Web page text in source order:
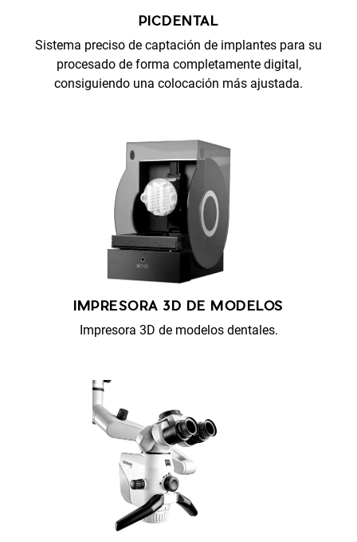
PICDENTAL
Sistema preciso de captación de implantes para su
procesado de forma completamente digital,
consiguiendo una colocación más ajustada.
IMPRESORA 3D DE MODELOS
Impresora 3D de modelos dentales.